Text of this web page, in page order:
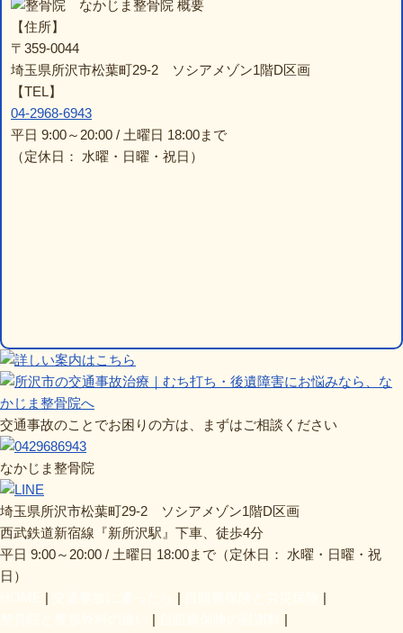
なかじま整骨院 概要
【住所】
〒359-0044
埼玉県所沢市松葉町29-2 ソシアメゾン1階D区画
【TEL】
04-2968-6943
平日 9:00～20:00 / 土曜日 18:00まで
（定休日： 水曜・日曜・祝日）
交通事故のことでお困りの方は、まずはご相談ください
なかじま整骨院
埼玉県所沢市松葉町29-2 ソシアメゾン1階D区画
西武鉄道新宿線『新所沢駅』下車、徒歩4分
平日 9:00～20:00 / 土曜日 18:00まで（定休日： 水曜・日曜・祝
日）